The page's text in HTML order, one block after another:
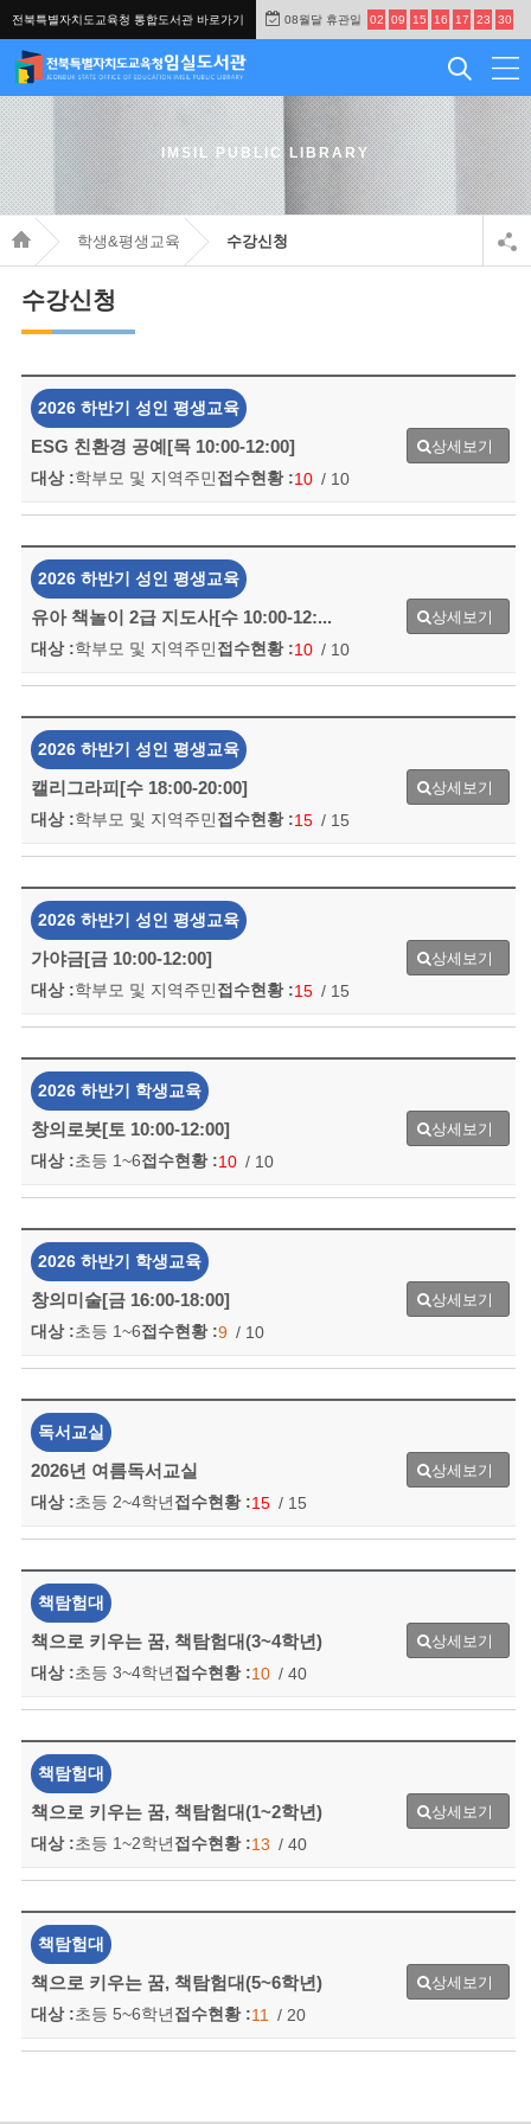
전북특별자치도교육청 통합도서관 바로가기 08월달 휴관일 02 09 15 16 17 23 30
IMSIL PUBLIC LIBRARY
학생&평생교육 수강신청
수강신청
2026 하반기 성인 평생교육
ESG 친환경 공예[목 10:00-12:00] 상세보기
대상 :학부모 및 지역주민접수현황 :10 / 10
2026 하반기 성인 평생교육
유아 책놀이 2급 지도사[수 10:00-12:... 상세보기
대상 :학부모 및 지역주민접수현황 :10 / 10
2026 하반기 성인 평생교육
캘리그라피[수 18:00-20:00] 상세보기
대상 :학부모 및 지역주민접수현황 :15 / 15
2026 하반기 성인 평생교육
가야금[금 10:00-12:00] 상세보기
대상 :학부모 및 지역주민접수현황 :15 / 15
2026 하반기 학생교육
창의로봇[토 10:00-12:00] 상세보기
대상 :초등 1~6접수현황 :10 / 10
2026 하반기 학생교육
창의미술[금 16:00-18:00] 상세보기
대상 :초등 1~6접수현황 :9 / 10
독서교실
2026년 여름독서교실 상세보기
대상 :초등 2~4학년접수현황 :15 / 15
책탐험대
책으로 키우는 꿈, 책탐험대(3~4학년) 상세보기
대상 :초등 3~4학년접수현황 :10 / 40
책탐험대
책으로 키우는 꿈, 책탐험대(1~2학년) 상세보기
대상 :초등 1~2학년접수현황 :13 / 40
책탐험대
책으로 키우는 꿈, 책탐험대(5~6학년) 상세보기
대상 :초등 5~6학년접수현황 :11 / 20